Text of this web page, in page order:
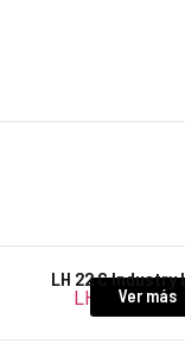
LH 22 C
Ver más